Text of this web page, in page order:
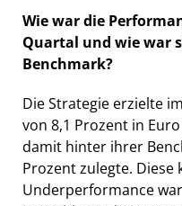
Wie war die
Quartal und wie war
Benchmark?
Die Strategie erzielte
von 8,1 Prozent in
damit hinter ihrer
Prozent zulegte. Diese
Underperformance